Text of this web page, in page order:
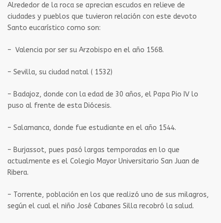
Alrededor de la roca se aprecian escudos en relieve de
ciudades y pueblos que tuvieron relación con este devoto
Santo eucarístico como son:
– Valencia por ser su Arzobispo en el año 1568.
– Sevilla, su ciudad natal ( 1532)
– Badajoz, donde con la edad de 30 años, el Papa Pio IV lo
puso al frente de esta Diócesis.
– Salamanca, donde fue estudiante en el año 1544.
– Burjassot, pues pasó largas temporadas en lo que
actualmente es el Colegio Mayor Universitario San Juan de
Ribera.
– Torrente, población en los que realizó uno de sus milagros,
según el cual el niño José Cabanes Silla recobró la salud.